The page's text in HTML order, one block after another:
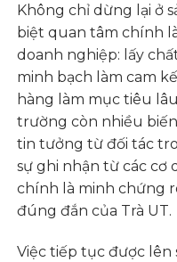
Không chỉ dừng lại ở
biệt quan tâm chính
doanh nghiệp: lấy
minh bạch làm cam
hàng làm mục tiêu
trường còn nhiều
tin tưởng từ đối tác
sự ghi nhận từ các
chính là minh chứng
đúng đắn của Trà UT.
Việc tiếp tục được lên